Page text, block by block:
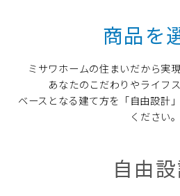
分譲住宅（建売・土地）検索
中古住宅検索
スムストック検索
医療・介護・子育て・障がい福
土地活用の基礎から長期安定経営を目
営に役立つ多彩な情報を幅広くお届け
事業用リノベーション
ホテル・旅館リフォーム
リフォーム営業所
これからリフォーム
事業用売買
ご相談窓口
商品を
ミサワホームの住まいだから実
あなたのこだわりやライフ
ベースとなる建て方を「自由設計
ください。
自由